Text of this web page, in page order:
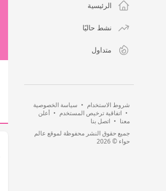
الرئيسية
نشط حاليًا
متداول
شروط الاستخدام • سياسة الخصوصية
• اتفاقية ترخيص المستخدم • أعلن
معنا • اتصل بنا
جميع حقوق النشر محفوظة لموقع عالم
حواء © 2026